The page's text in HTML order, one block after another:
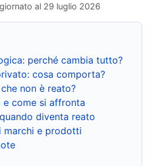
al 29 luglio 2026
perché cambia tutto?
cosa comporta?
non è reato?
e come si affronta
diventa reato
marchi e prodotti